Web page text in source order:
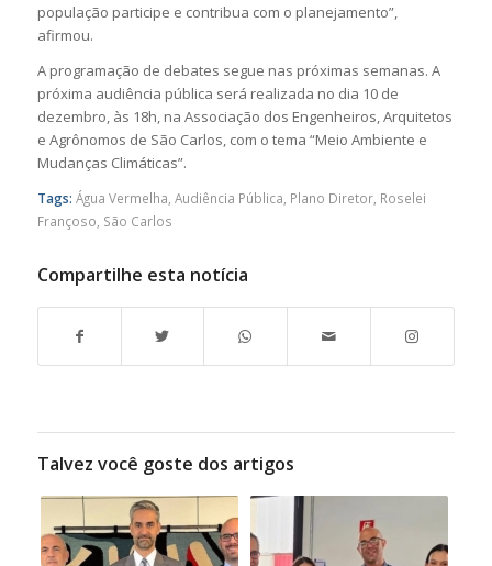
população participe e contribua com o planejamento”,
afirmou.
A programação de debates segue nas próximas semanas. A
próxima audiência pública será realizada no dia 10 de
dezembro, às 18h, na Associação dos Engenheiros, Arquitetos
e Agrônomos de São Carlos, com o tema “Meio Ambiente e
Mudanças Climáticas”.
Tags: Água Vermelha Audiência Pública Plano Diretor, Roselei
Françoso São Carlos
Compartilhe esta notícia
Talvez você goste dos artigos